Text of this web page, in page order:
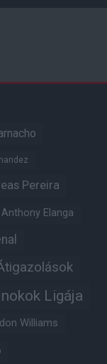
Pereira
Anthony Elanga
Ligája
Williams